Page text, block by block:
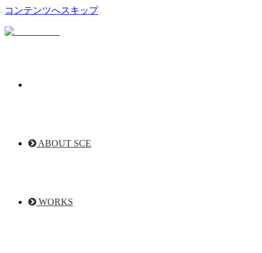
コンテンツへスキップ
ABOUT SCE
WORKS